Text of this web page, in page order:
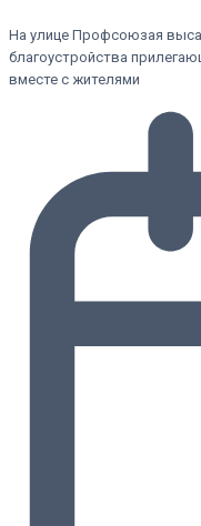
На улице Профсоюзая
благоустройства
вместе с жителями